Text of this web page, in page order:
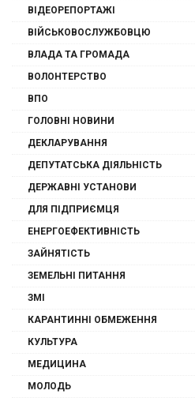
ВІДЕОРЕПОРТАЖІ
ВІЙСЬКОВОСЛУЖБОВЦЮ
ВЛАДА ТА ГРОМАДА
ВОЛОНТЕРСТВО
ВПО
ГОЛОВНІ НОВИНИ
ДЕКЛАРУВАННЯ
ДЕПУТАТСЬКА ДІЯЛЬНІСТЬ
ДЕРЖАВНІ УСТАНОВИ
ДЛЯ ПІДПРИЄМЦЯ
ЕНЕРГОЕФЕКТИВНІСТЬ
ЗАЙНЯТІСТЬ
ЗЕМЕЛЬНІ ПИТАННЯ
ЗМІ
КАРАНТИННІ ОБМЕЖЕННЯ
КУЛЬТУРА
МЕДИЦИНА
МОЛОДЬ